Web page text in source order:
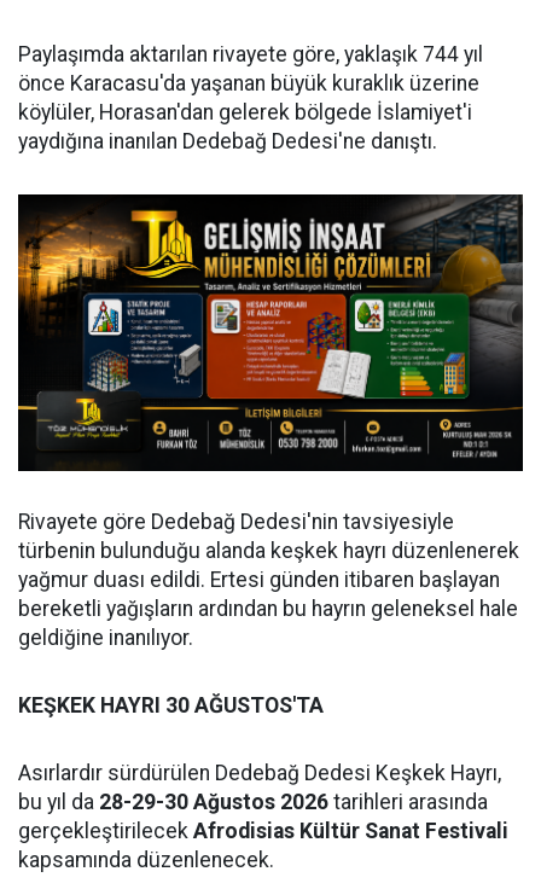
Paylaşımda aktarılan rivayete göre, yaklaşık 744 yıl
önce Karacasu'da yaşanan büyük kuraklık üzerine
köylüler, Horasan'dan gelerek bölgede İslamiyet'i
yaydığına inanılan Dedebağ Dedesi'ne danıştı.
Rivayete göre Dedebağ Dedesi'nin tavsiyesiyle
türbenin bulunduğu alanda keşkek hayrı düzenlenerek
yağmur duası edildi. Ertesi günden itibaren başlayan
bereketli yağışların ardından bu hayrın geleneksel hale
geldiğine inanılıyor.
KEŞKEK HAYRI 30 AĞUSTOS'TA
Asırlardır sürdürülen Dedebağ Dedesi Keşkek Hayrı,
bu yıl da 28-29-30 Ağustos 2026 tarihleri arasında
gerçekleştirilecek Afrodisias Kültür Sanat Festivali
kapsamında düzenlenecek.